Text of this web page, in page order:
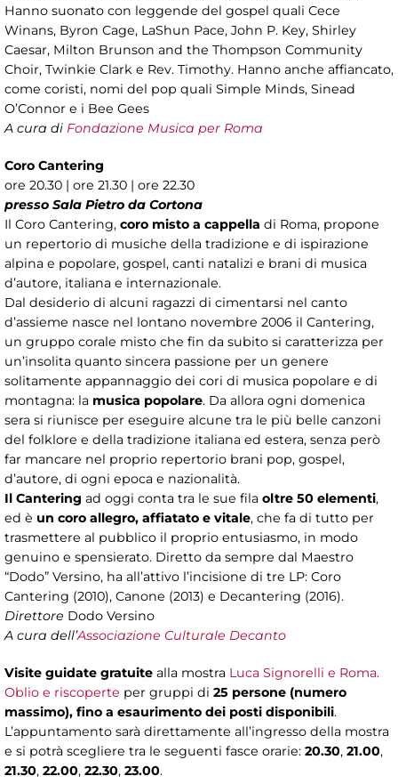
Hanno suonato con leggende del gospel quali Cece
Winans, Byron Cage, LaShun Pace, John P. Key, Shirley
Caesar, Milton Brunson and the Thompson Community
Choir, Twinkie Clark e Rev. Timothy. Hanno anche affiancato,
come coristi, nomi del pop quali Simple Minds, Sinead
O’Connor e i Bee Gees
A cura di Fondazione Musica per Roma
Coro Cantering
ore 20.30 | ore 21.30 | ore 22.30
presso Sala Pietro da Cortona
Il Coro Cantering, coro misto a cappella di Roma, propone
un repertorio di musiche della tradizione e di ispirazione
alpina e popolare, gospel, canti natalizi e brani di musica
d’autore, italiana e internazionale.
Dal desiderio di alcuni ragazzi di cimentarsi nel canto
d’assieme nasce nel lontano novembre 2006 il Cantering,
un gruppo corale misto che fin da subito si caratterizza per
un’insolita quanto sincera passione per un genere
solitamente appannaggio dei cori di musica popolare e di
montagna: la musica popolare. Da allora ogni domenica
sera si riunisce per eseguire alcune tra le più belle canzoni
del folklore e della tradizione italiana ed estera, senza però
far mancare nel proprio repertorio brani pop, gospel,
d’autore, di ogni epoca e nazionalità.
Il Cantering ad oggi conta tra le sue fila oltre 50 elementi,
ed è un coro allegro, affiatato e vitale, che fa di tutto per
trasmettere al pubblico il proprio entusiasmo, in modo
genuino e spensierato. Diretto da sempre dal Maestro
“Dodo” Versino, ha all’attivo l’incisione di tre LP: Coro
Cantering (2010), Canone (2013) e Decantering (2016).
Direttore Dodo Versino
A cura dell’Associazione Culturale Decanto
Visite guidate gratuite alla mostra Luca Signorelli e Roma.
Oblio e riscoperte per gruppi di 25 persone (numero
massimo), fino a esaurimento dei posti disponibili.
L’appuntamento sarà direttamente all’ingresso della mostra
e si potrà scegliere tra le seguenti fasce orarie: 20.30, 21.00,
21.30, 22.00, 22.30, 23.00.